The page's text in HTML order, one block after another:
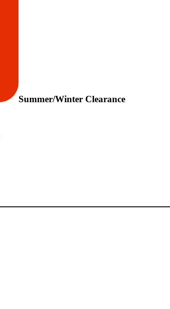
Summer/Winter Clearance